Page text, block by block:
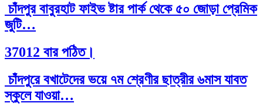
চাঁদপুর বাবুরহাট ফাইভ ষ্টার পার্ক থেকে ৫০ জোড়া প্রেমিক
জুটি…
37012 বার পঠিত।
চাঁদপুরে বখাটেদের ভয়ে ৭ম শ্রেণীর ছাত্রীর ৬মাস যাবত
স্কুলে যাওয়া…